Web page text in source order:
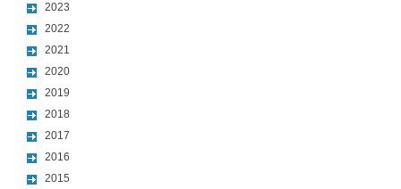
2023
2022
2021
2020
2019
2018
2017
2016
2015